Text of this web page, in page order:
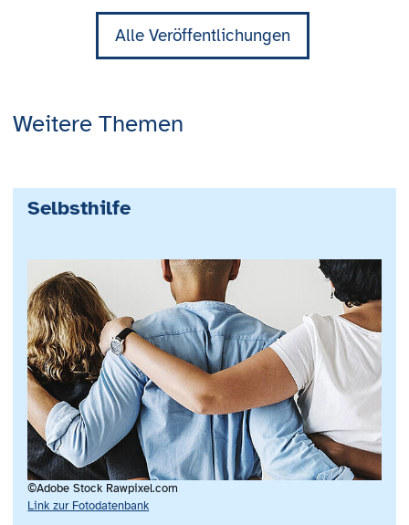
Alle Veröffentlichungen
Weitere Themen
Selbsthilfe
©Adobe Stock Rawpixel.com
Link zur Fotodatenbank